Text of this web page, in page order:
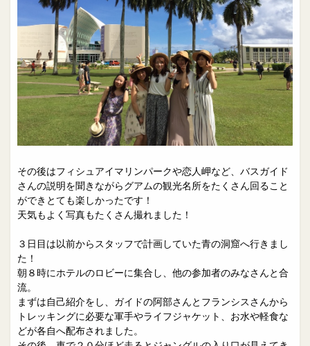
その後はフィシュアイマリンパークや恋人岬など、バスガイド
さんの説明を聞きながらグアムの観光名所をたくさん回ること
ができとても楽しかったです！
天気もよく写真もたくさん撮れました！
３日目は以前からスタッフで計画していた青の洞窟へ行きまし
た！
朝８時にホテルのロビーに集合し、他の参加者のみなさんと合
流。
まずは自己紹介をし、ガイドの阿部さんとフランシスさんから
トレッキングに必要な軍手やライフジャケット、お水や軽食な
どが各自へ配布されました。